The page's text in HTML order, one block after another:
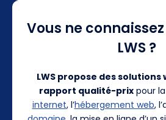
Vous ne
LWS ?
LWS propose des solutions
rapport qualité-prixpour la
internet, l’hébergement web,